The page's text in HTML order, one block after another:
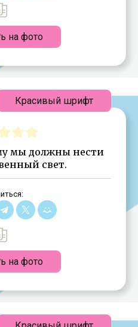
на фото
мы должны нести
свет.
на фото
Красивый шрифт